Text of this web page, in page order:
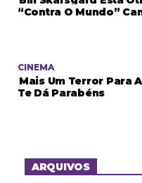
“Contra O Mundo”
CINEMA
Mais Um Terror Para
Te Dá Parabéns
ARQUIVOS